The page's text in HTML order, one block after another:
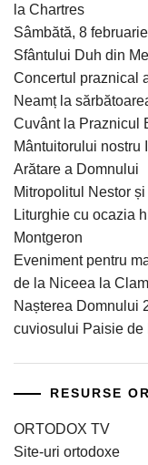
la Chartres
Sâmbătă, 8
Sfântului Duh din
Concertul praznical
Neamț la
Cuvânt la Praznicul
Mântuitorului nostru
Arătare a Domnului
Mitropolitul Nestor
Liturghie cu ocazia
Montgeron
Eveniment pentru
de la Niceea la
Nașterea Domnului
cuviosului Paisie de
RESURSE
ORTODOX TV
Site-uri ortodoxe